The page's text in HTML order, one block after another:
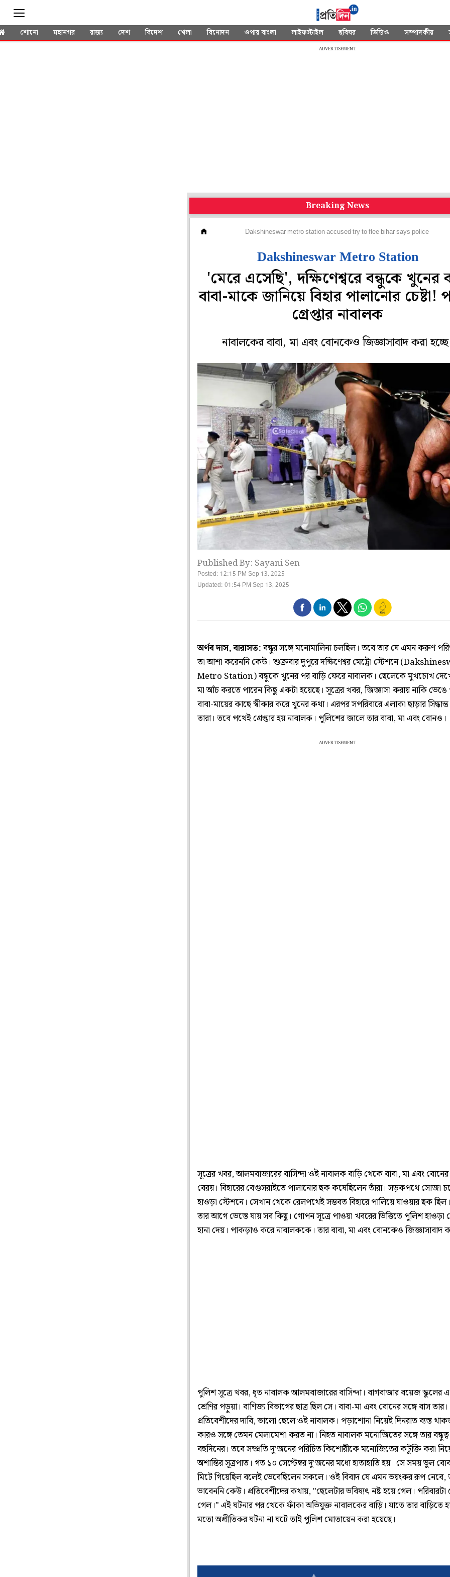
শোনো মহানগর রাজ্য দেশ বিদেশ খেলা বিনোদন ওপার বাংলা লাইফস্টাইল ছবিঘর ভিডিও সম্পাদকীয়
ADVERTISEMENT
Breaking News
Dakshineswar metro station accused try to flee bihar says police
Dakshineswar Metro Station
'মেরে এসেছি', দক্ষিণেশ্বরে বন্ধুকে খুনের
বাবা-মাকে জানিয়ে বিহার পালানোর চেষ্টা!
গ্রেপ্তার নাবালক
নাবালকের বাবা, মা এবং বোনকেও জিজ্ঞাসাবাদ করা
Published By: Sayani Sen
Posted: 12:15 PM Sep 13, 2025
Updated: 01:54 PM Sep 13, 2025
অর্ণব দাস, বারাসত:বন্ধুর সঙ্গে মনোমালিন্য চলছিল। তবে তার যে এমন করুণ
তা আশা করেননি কেউ। শুক্রবার দুপুরে দক্ষিণেশ্বর মেট্রো স্টেশনে
Metro Station) বন্ধুকে খুনের পর বাড়ি ফেরে নাবালক। ছেলেকে মুখচোখ
মা আঁচ করতে পারেন কিছু একটা হয়েছে। সূত্রের খবর, জিজ্ঞাসা করায় নাকি
বাবা-মায়ের কাছে স্বীকার করে খুনের কথা। এরপর সপরিবারে এলাকা ছাড়ার
তারা। তবে পথেই গ্রেপ্তার হয় নাবালক। পুলিশের জালে তার বাবা, মা এবং বোনও।
ADVERTISEMENT
সূত্রের খবর, আলমবাজারের বাসিন্দা ওই নাবালক বাড়ি থেকে বাবা, মা এবং বোনের
বেরয়। বিহারের বেগুসরাইতে পালানোর ছক কষেছিলেন তাঁরা। সড়কপথে সোজা
হাওড়া স্টেশনে। সেখান থেকে রেলপথেই সম্ভবত বিহারে পালিয়ে যাওয়ার ছক
তার আগে ভেস্তে যায় সব কিছু। গোপন সূত্রে পাওয়া খবরের ভিত্তিতে পুলিশ হাওড়া
হানা দেয়। পাকড়াও করে নাবালককে। তার বাবা, মা এবং বোনকেও জিজ্ঞাসাবাদ
পুলিশ সূত্রে খবর, ধৃত নাবালক আলমবাজারের বাসিন্দা। বাগবাজার বয়েজ স্কুলের
শ্রেণির পড়ুয়া। বাণিজ্য বিভাগের ছাত্র ছিল সে। বাবা-মা এবং বোনের সঙ্গে বাস তার।
প্রতিবেশীদের দাবি, ভালো ছেলে ওই নাবালক। পড়াশোনা নিয়েই দিনরাত ব্যস্ত
কারও সঙ্গে তেমন মেলামেশা করত না। নিহত নাবালক মনোজিতের সঙ্গে তার বন্ধুত্ব
বহুদিনের। তবে সম্প্রতি দু'জনের পরিচিত কিশোরীকে মনোজিতের কটূক্তি করা
অশান্তির সূত্রপাত। গত ১০ সেপ্টেম্বর দু'জনের মধ্যে হাতাহাতি হয়। সে সময় ভুল
মিটে গিয়েছিল বলেই ভেবেছিলেন সকলে। ওই বিবাদ যে এমন ভয়ংকর রূপ নেবে,
ভাবেননি কেউ। প্রতিবেশীদের কথায়, "ছেলেটার ভবিষ্যৎ নষ্ট হয়ে গেল।
গেল।" এই ঘটনার পর থেকে ফাঁকা অভিযুক্ত নাবালকের বাড়ি। যাতে তার বাড়িতে
মতো অপ্রীতিকর ঘটনা না ঘটে তাই পুলিশ মোতায়েন করা হয়েছে।